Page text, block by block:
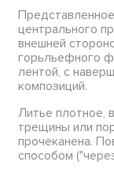
центрального
внешней
горьльефного
лентой, с
композиций.
Литье плотное,
трещины или
прочеканена.
способом